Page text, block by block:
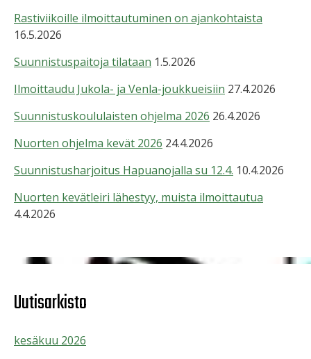
Rastiviikoille ilmoittautuminen on ajankohtaista
16.5.2026
Suunnistuspaitoja tilataan 1.5.2026
Ilmoittaudu Jukola- ja Venla-joukkueisiin 27.4.2026
Suunnistuskoululaisten ohjelma 2026 26.4.2026
Nuorten ohjelma kevät 2026 24.4.2026
Suunnistusharjoitus Hapuanojalla su 12.4. 10.4.2026
Nuorten kevätleiri lähestyy, muista ilmoittautua
4.4.2026
Uutisarkisto
kesäkuu 2026